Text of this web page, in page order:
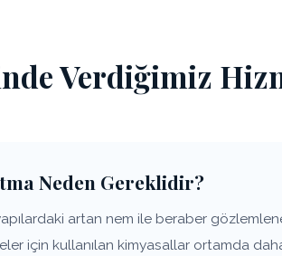
Verdiğimiz
Neden Gereklidir?
artan nem ile beraber
için kullanılan kimyasallar ortamda